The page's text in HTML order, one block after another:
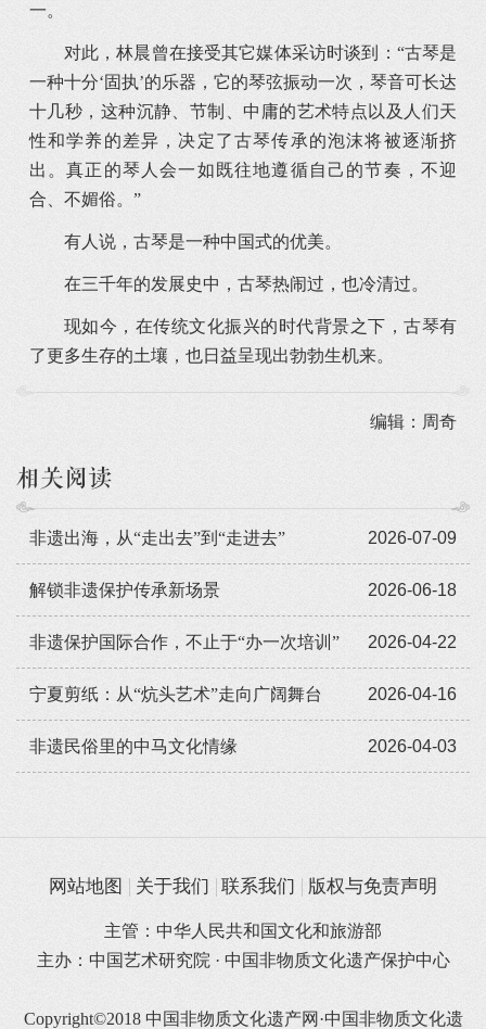
一。
对此，林晨曾在接受其它媒体采访时谈到：“古琴是
一种十分‘固执’的乐器，它的琴弦振动一次，琴音可长达
十几秒，这种沉静、节制、中庸的艺术特点以及人们天
性和学养的差异，决定了古琴传承的泡沫将被逐渐挤
出。真正的琴人会一如既往地遵循自己的节奏，不迎
合、不媚俗。”
有人说，古琴是一种中国式的优美。
在三千年的发展史中，古琴热闹过，也冷清过。
现如今，在传统文化振兴的时代背景之下，古琴有
了更多生存的土壤，也日益呈现出勃勃生机来。
编辑：周奇
相关阅读
2026-07-09
非遗出海，从“走出去”到“走进去”
2026-06-18
解锁非遗保护传承新场景
2026-04-22
非遗保护国际合作，不止于“办一次培训”
2026-04-16
宁夏剪纸：从“炕头艺术”走向广阔舞台
2026-04-03
非遗民俗里的中马文化情缘
网站地图 关于我们 联系我们 版权与免责声明
主管：中华人民共和国文化和旅游部
主办：中国艺术研究院 · 中国非物质文化遗产保护中心
Copyright©2018 中国非物质文化遗产网·中国非物质文化遗